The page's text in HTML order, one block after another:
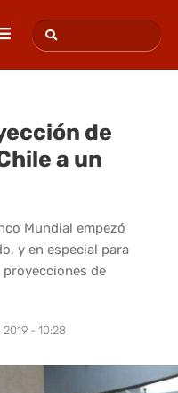
de
a un
Mundial empezó
y en especial para
de
- 10:28